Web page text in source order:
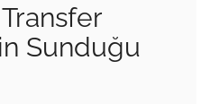
Transfer
Sunduğu